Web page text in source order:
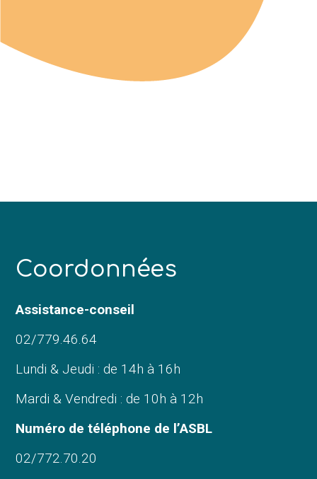
Coordonnées
Assistance-conseil
02/779.46.64
Lundi & Jeudi : de 14h à 16h
Mardi & Vendredi : de 10h à 12h
Numéro de téléphone de l’ASBL
02/772.70.20